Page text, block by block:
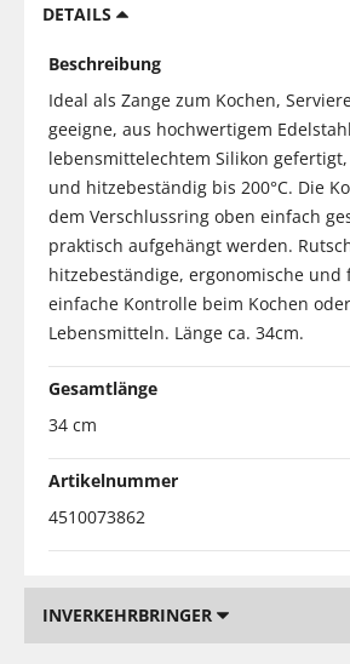
DETAILS
Beschreibung
Ideal als Zange zum Kochen,
geeigne, aus hochwertigem
lebensmittelechtem Silikon
und hitzebeständig bis 200°C. Die
dem Verschlussring oben einfach
praktisch aufgehängt werden.
hitzebeständige, ergonomische und
einfache Kontrolle beim Kochen
Lebensmitteln. Länge ca. 34cm.
Gesamtlänge
34 cm
Artikelnummer
4510073862
INVERKEHRBRINGER